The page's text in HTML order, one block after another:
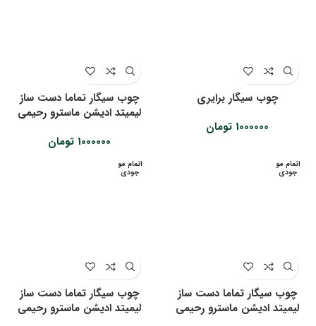
چوب سیگار برایری
1000000 تومان
چوب سیگار تماما دست ساز
لیمیتد ادیشن ماسترو رحیمی
1000000 تومان
اتمام مو
جودی
چوب سیگار تماما دست ساز
لیمیتد ادیشن ماسترو رحیمی
اتمام مو
جودی
چوب سیگار تماما دست ساز
لیمیتد ادیشن ماسترو رحیمی